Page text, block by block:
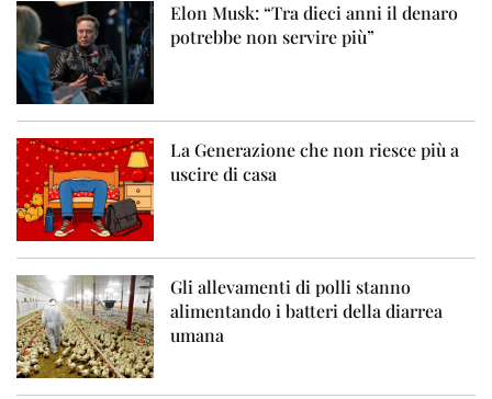
Elon Musk: “Tra dieci anni il denaro
potrebbe non servire più”
La Generazione che non riesce più a
uscire di casa
Gli allevamenti di polli stanno
alimentando i batteri della diarrea
umana